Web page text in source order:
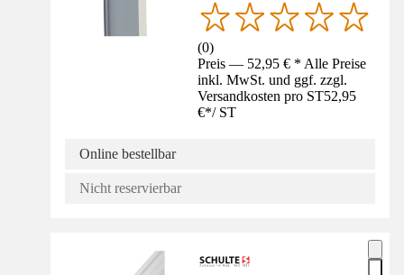
(0)
Preis — 52,95 € * Alle Preise
inkl. MwSt. und ggf. zzgl.
Versandkosten pro ST52,95
€*/ ST
Online bestellbar
Nicht reservierbar